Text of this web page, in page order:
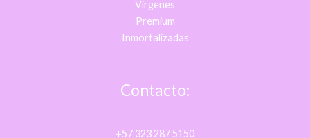
Virgenes
Premium
Inmortalizadas
Contacto:
+57 323 287 5150